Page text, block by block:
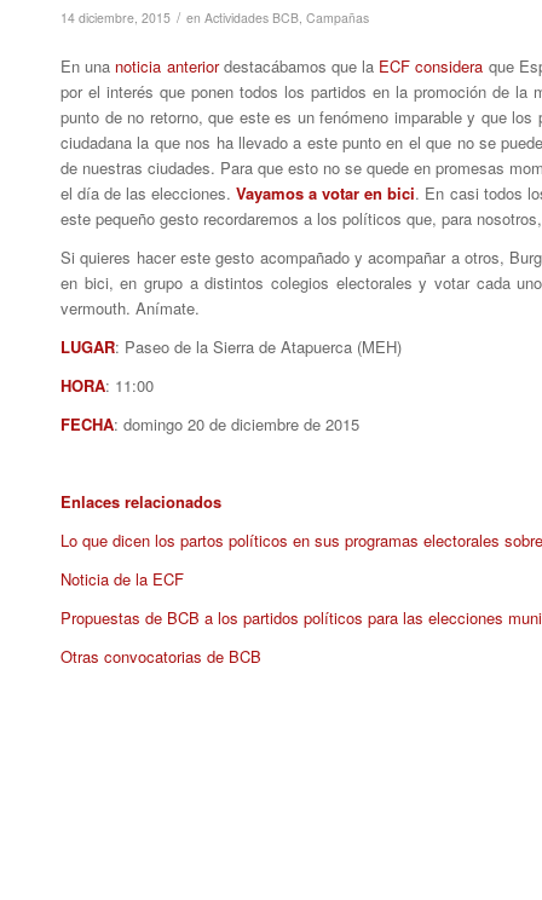
14 diciembre, 2015 / en Actividades BCB Campañas
En una noticia anteriordestacábamos que la ECF considera que
por el interés que ponen todos los partidos en la promoción de
punto de no retorno, que este es un fenómeno imparable y que
ciudadana la que nos ha llevado a este punto en el que no se
de nuestras ciudades. Para que esto no se quede en promesas
el día de las elecciones.Vayamos a votar en bici. En casi todos
este pequeño gesto recordaremos a los políticos que, para
Si quieres hacer este gesto acompañado y acompañar a otros,
en bici, en grupo a distintos colegios electorales y votar cada
vermouth. Anímate.
LUGAR: Paseo de la Sierra de Atapuerca (MEH)
HORA: 11:00
FECHA: domingo 20 de diciembre de 2015
Enlaces relacionados
Lo que dicen los partos políticos en sus programas electorales
Noticia de la ECF
Propuestas de BCB a los partidos políticos para las elecciones
Otras convocatorias de BCB